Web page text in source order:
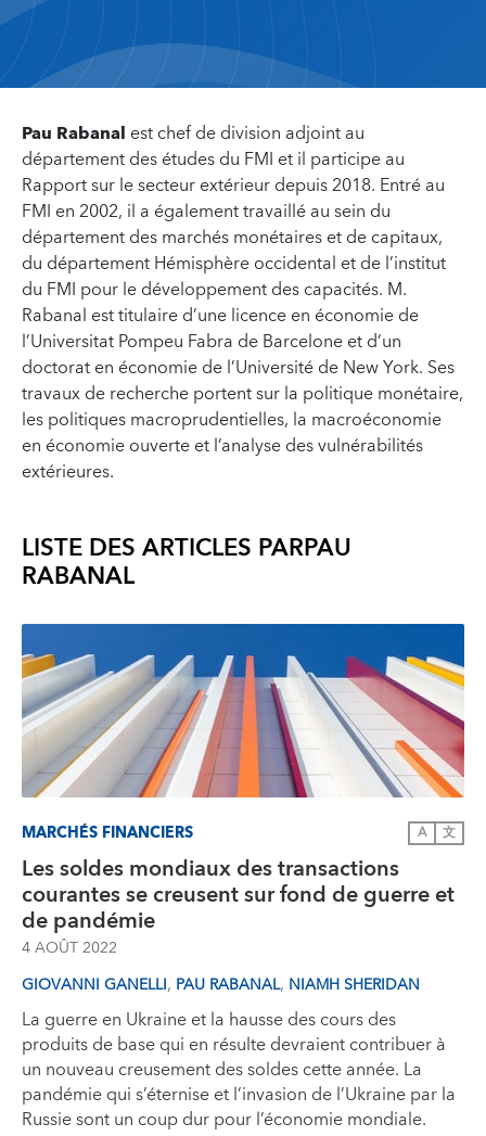
Pau Rabanal est chef de division adjoint au
département des études du FMI et il participe au
Rapport sur le secteur extérieur depuis 2018. Entré au
FMI en 2002, il a également travaillé au sein du
département des marchés monétaires et de capitaux,
du département Hémisphère occidental et de l’institut
du FMI pour le développement des capacités. M.
Rabanal est titulaire d’une licence en économie de
l’Universitat Pompeu Fabra de Barcelone et d’un
doctorat en économie de l’Université de New York. Ses
travaux de recherche portent sur la politique monétaire,
les politiques macroprudentielles, la macroéconomie
en économie ouverte et l’analyse des vulnérabilités
extérieures.
LISTE DES ARTICLES PARPAU
RABANAL
MARCHÉS FINANCIERS A 文
Les soldes mondiaux des transactions
courantes se creusent sur fond de guerre et
de pandémie
4 AOÛT 2022
GIOVANNI GANELLI, PAU RABANAL, NIAMH SHERIDAN
La guerre en Ukraine et la hausse des cours des
produits de base qui en résulte devraient contribuer à
un nouveau creusement des soldes cette année. La
pandémie qui s’éternise et l’invasion de l’Ukraine par la
Russie sont un coup dur pour l’économie mondiale.